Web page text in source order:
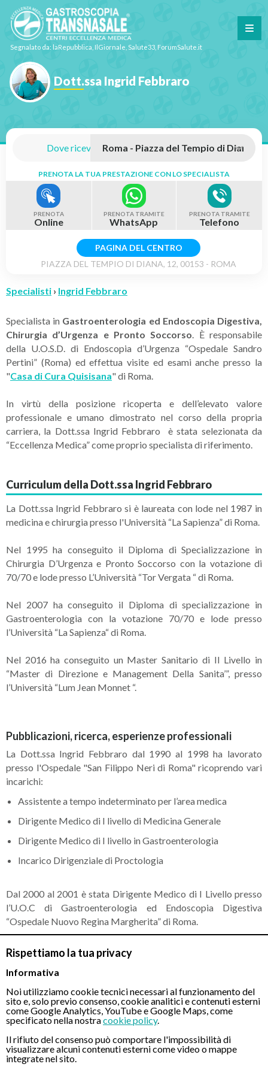
Rispettiamo la tua privacy
Informativa
Noi utilizziamo cookie tecnici necessari al funzionamento del
sito e, solo previo consenso, cookie analitici e contenuti esterni
come Google Analytics, YouTube e Google Maps, come
specificato nella nostracookie policy.
Il rifiuto del consenso può comportare l'impossibilità di
visualizzare alcuni contenuti esterni come video o mappe
integrate nel sito.
Segnalato da: laRepubblica, IlGiornale, Salute33, ForumSalute.it
Dott.ssa Ingrid Febbraro
Dove riceve:
PRENOTA LA TUA PRESTAZIONE CON LO SPECIALISTA
PRENOTA
Online
PRENOTA TRAMITE
WhatsApp
PRENOTA TRAMITE
Telefono
PAGINA DEL CENTRO
PIAZZA DEL TEMPIO DI DIANA, 12, 00153 - ROMA
Specialisti › Ingrid Febbraro
Specialista in Gastroenterologia ed Endoscopia Digestiva,
Chirurgia d’Urgenza e Pronto Soccorso. È responsabile
della U.O.S.D. di Endoscopia d’Urgenza “Ospedale Sandro
Pertini” (Roma) ed effettua visite ed esami anche presso la
"Casa di Cura Quisisana" di Roma.
In virtù della posizione ricoperta e dell’elevato valore
professionale e umano dimostrato nel corso della propria
carriera, la Dott.ssa Ingrid Febbraro è stata selezionata da
“Eccellenza Medica” come proprio specialista di riferimento.
Curriculum della Dott.ssa Ingrid Febbraro
La Dott.ssa Ingrid Febbraro si è laureata con lode nel 1987 in
medicina e chirurgia presso l'Università “La Sapienza” di Roma.
Nel 1995 ha conseguito il Diploma di Specializzazione in
Chirurgia D’Urgenza e Pronto Soccorso con la votazione di
70/70 e lode presso L’Università “Tor Vergata “ di Roma.
Nel 2007 ha conseguito il Diploma di specializzazione in
Gastroenterologia con la votazione 70/70 e lode presso
l’Università “La Sapienza“ di Roma.
Nel 2016 ha conseguito un Master Sanitario di II Livello in
“Master di Direzione e Management Della Sanita’”, presso
l’Università “Lum Jean Monnet “.
Pubblicazioni, ricerca, esperienze professionali
La Dott.ssa Ingrid Febbraro dal 1990 al 1998 ha lavorato
presso l'Ospedale "San Filippo Neri di Roma" ricoprendo vari
incarichi:
Assistente a tempo indeterminato per l’area medica
Dirigente Medico di I livello di Medicina Generale
Dirigente Medico di I livello in Gastroenterologia
Incarico Dirigenziale di Proctologia
Dal 2000 al 2001 è stata Dirigente Medico di I Livello presso
l’U.O.C di Gastroenterologia ed Endoscopia Digestiva
“Ospedale Nuovo Regina Margherita” di Roma.
Dal 2001 ad oggi, lavora presso l' Ospedale Sandro Pertini di
Roma ricoprendo vari incarichi:
Celiachia"
Incarico Professionale IP3 "Attività Clinica disciplinare e
Gastroenterologia clinica, Celiachia e Malattie croniche
intestinali"
Dirigente Medico di I livello presso l’U.O.C. di